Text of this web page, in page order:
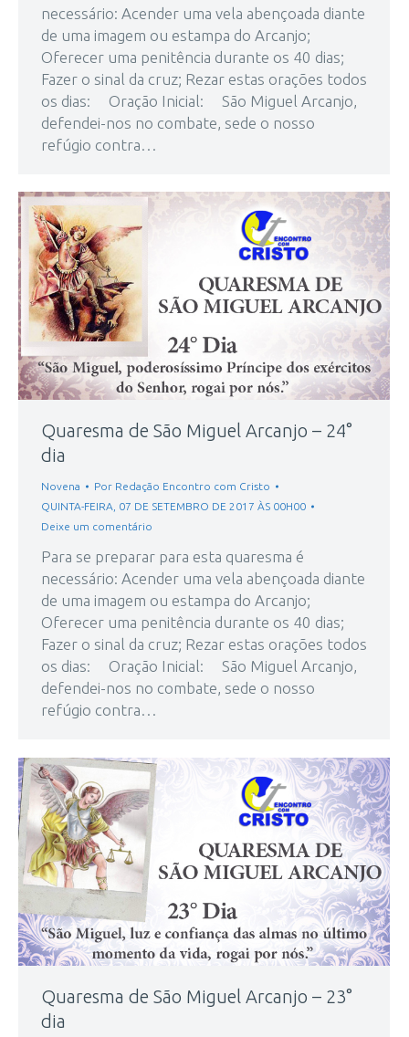
necessário: Acender uma vela abençoada diante
de uma imagem ou estampa do Arcanjo;
Oferecer uma penitência durante os 40 dias;
Fazer o sinal da cruz; Rezar estas orações todos
os dias: Oração Inicial: São Miguel Arcanjo,
defendei-nos no combate, sede o nosso
refúgio contra…
Quaresma de São Miguel Arcanjo – 24°
dia
Novena Por Redação Encontro com Cristo
QUINTA-FEIRA, 07 DE SETEMBRO DE 2017 ÀS 00H00
Deixe um comentário
Para se preparar para esta quaresma é
necessário: Acender uma vela abençoada diante
de uma imagem ou estampa do Arcanjo;
Oferecer uma penitência durante os 40 dias;
Fazer o sinal da cruz; Rezar estas orações todos
os dias: Oração Inicial: São Miguel Arcanjo,
defendei-nos no combate, sede o nosso
refúgio contra…
Quaresma de São Miguel Arcanjo – 23°
dia